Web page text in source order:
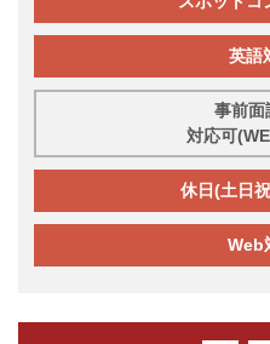
英語
事前面
対応可
休日(土日
Web